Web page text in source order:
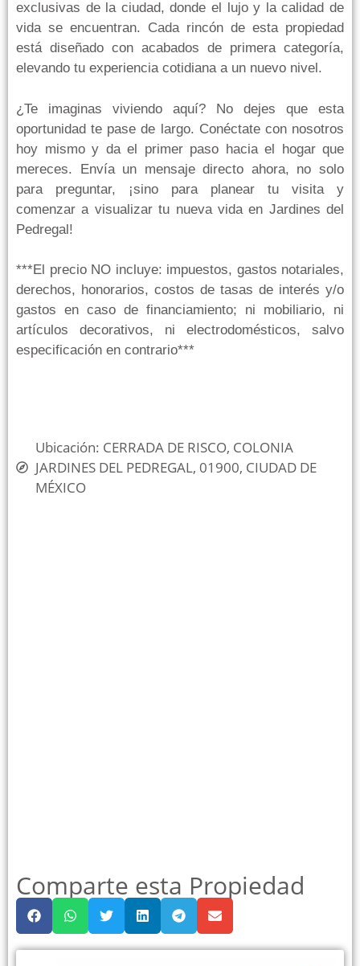
exclusivas de la ciudad, donde el lujo y la calidad de
vida se encuentran. Cada rincón de esta propiedad
está diseñado con acabados de primera categoría,
elevando tu experiencia cotidiana a un nuevo nivel.
¿Te imaginas viviendo aquí? No dejes que esta
oportunidad te pase de largo. Conéctate con nosotros
hoy mismo y da el primer paso hacia el hogar que
mereces. Envía un mensaje directo ahora, no solo
para preguntar, ¡sino para planear tu visita y
comenzar a visualizar tu nueva vida en Jardines del
Pedregal!
***El precio NO incluye: impuestos, gastos notariales,
derechos, honorarios, costos de tasas de interés y/o
gastos en caso de financiamiento; ni mobiliario, ni
artículos decorativos, ni electrodomésticos, salvo
especificación en contrario***
Ubicación: CERRADA DE RISCO, COLONIA
JARDINES DEL PEDREGAL, 01900, CIUDAD DE
MÉXICO
Comparte esta Propiedad